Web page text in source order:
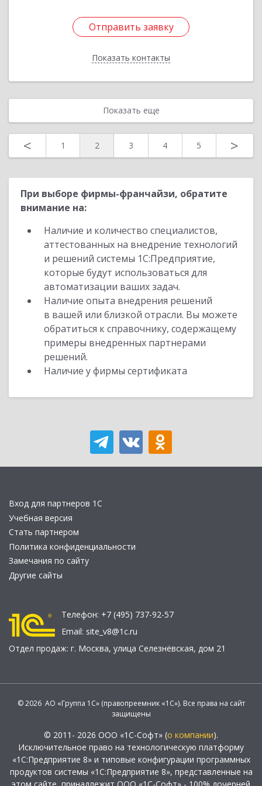
Отправить заявку
Показать контакты
Отправить заявку
Назад
Показать еще
< 1 2 3 4 5 >
При выборе фирмы-франчайзи, обратите
внимание на:
Наличие и количество специалистов,
аттестованных на внедрение технологий
и решений системы 1С:Предприятие,
которые будут использоваться для
автоматизации ваших задач.
Наличие опыта внедрения решений
в вашей или близкой отрасли. Вы можете
обратиться к справочнику, содержащему
примеры внедренных партнерами
решений.
Наличие у фирмы сертификата
Вход для партнеров 1С
Учебная версия
Стать партнером
Политика конфиденциальности
Замечания по сайту
Другие сайты
Телефон: +7 (495) 737-92-57
Email: site_v8@1c.ru
Отдел продаж: г. Москва, улица Селезнёвская, дом 21
© 2026 АО «Группа 1С» (правопреемник «1С»). Все права на сайт
защищены
© 2011- 2026 ООО «1С-Софт» (о компании).
Исключительное право на технологическую платформу
«1С:Предприятие 8» и типовые конфигурации программных
продуктов системы «1С:Предприятие 8», представленные на